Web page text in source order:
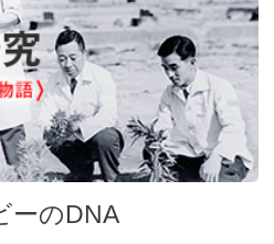
ーのDNA